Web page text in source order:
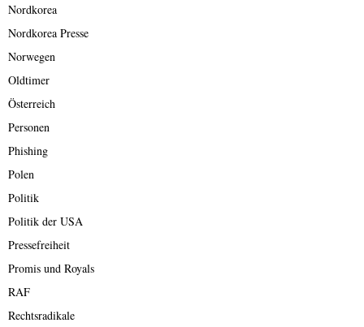
Nordkorea
Nordkorea Presse
Norwegen
Oldtimer
Österreich
Personen
Phishing
Polen
Politik
Politik der USA
Pressefreiheit
Promis und Royals
RAF
Rechtsradikale